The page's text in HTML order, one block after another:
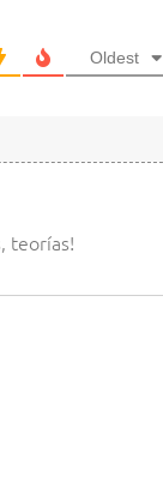
Oldest
teorías!